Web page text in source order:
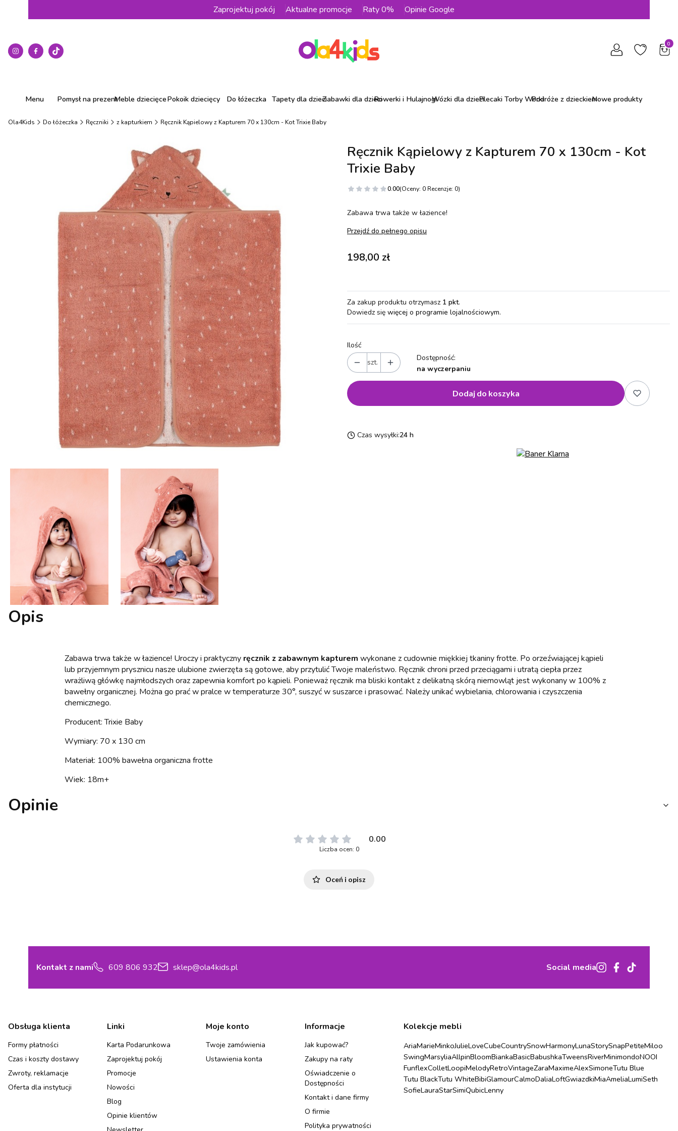
Zaprojektuj pokój Aktualne promocje Raty 0% Opinie Google
Menu Pomysł na prezentMeble dziecięcePokoik dziecięcy Do łóżeczka Tapety dla dzieciZabawki dla dzieciRowerki i HulajnogiWózki dla dzieciPlecaki Torby WorkiPodróże z dzieckiemNowe produkty
Ola4Kids Do łóżeczka Ręczniki z kapturkiem Ręcznik Kąpielowy z Kapturem 70 x 130cm - Kot Trixie Baby
Ręcznik Kąpielowy z Kapturem 70 x 130cm - Kot
Trixie Baby
0.00(Oceny: 0 Recenzje: 0)
Zabawa trwa także w łazience!
Przejdź do pełnego opisu
Cena
198,00 zł
Za zakup produktu otrzymasz 1 pkt.
Dowiedz się więcej o programie lojalnościowym.
Ilość
szt.
Dostępność:
na wyczerpaniu
Dodaj do koszyka
Czas wysyłki:24 h
Opis
Zabawa trwa także w łazience! Uroczy i praktyczny ręcznik z zabawnym kapturem wykonane z cudownie miękkiej tkaniny frotte. Po orzeźwiającej kąpieli
lub przyjemnym prysznicu nasze ulubione zwierzęta są gotowe, aby przytulić Twoje maleństwo. Ręcznik chroni przed przeciągami i utratą ciepła przez
wrażliwą główkę najmłodszych oraz zapewnia komfort po kąpieli. Ponieważ ręcznik ma bliski kontakt z delikatną skórą niemowląt jest wykonany w 100% z
bawełny organicznej. Można go prać w pralce w temperaturze 30°, suszyć w suszarce i prasować. Należy unikać wybielania, chlorowania i czyszczenia
chemicznego.
Producent: Trixie Baby
Wymiary: 70 x 130 cm
Materiał: 100% bawełna organiczna frotte
Wiek: 18m+
Opinie
0.00
Liczba ocen: 0
Oceń i opisz
Kontakt z nami 609 806 932 sklep@ola4kids.pl Social media
Linki w stopce
Obsługa klienta
Formy płatności
Czas i koszty dostawy
Zwroty, reklamacje
Oferta dla instytucji
Linki
Karta Podarunkowa
Zaprojektuj pokój
Promocje
Nowości
Blog
Opinie klientów
Moje konto
Twoje zamówienia
Ustawienia konta
Informacje
Jak kupować?
Zakupy na raty
Oświadczenie o
Dostępności
Kontakt i dane firmy
O firmie
Polityka prywatności
Kolekcje mebli
AriaMarieMinkoJulieLoveCubeCountrySnowHarmonyLunaStorySnapPetiteMiloo
SwingMarsyliaAllpinBloomBiankaBasicBabushkaTweensRiverMinimondoNOOI
FunflexColletLoopiMelodyRetroVintageZaraMaximeAlexSimoneTutu Blue
Tutu BlackTutu WhiteBibiGlamourCalmoDaliaLoftGwiazdkiMiaAmeliaLumiSeth
SofieLauraStarSimiQubicLenny